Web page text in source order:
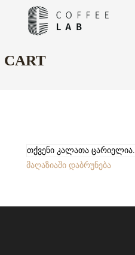
CART
თქვენი კალათა ცარიელია.
მაღაზიაში დაბრუნება